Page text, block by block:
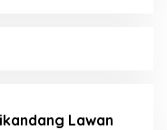
Lawan